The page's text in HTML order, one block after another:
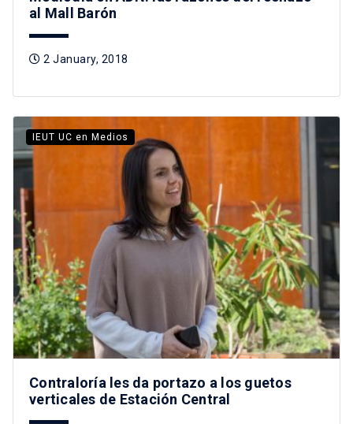
al Mall Barón
2 January, 2018
IEUT UC en Medios
Contraloría les da portazo a los guetos
verticales de Estación Central